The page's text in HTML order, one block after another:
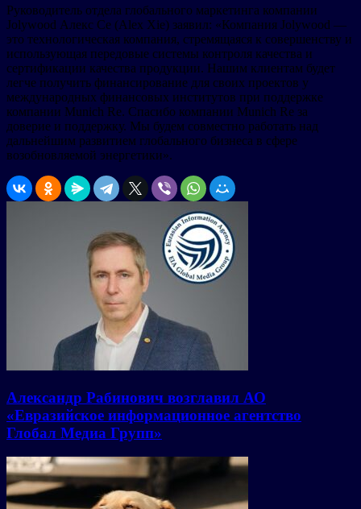
Руководитель отдела глобального маркетинга компании
Jolywood Алекс Се (Alex Xie) заявил: «Компания Jolywood —
это технологическая компания, стремящаяся к совершенству и
использующая передовые системы контроля качества и
сертификации качества продукции. Нашим клиентам будет
легче получить финансирование для своих проектов у
международных финансовых институтов при поддержке
компании Munich Re. Спасибо компании Munich Re за
доверие и поддержку. Мы будем совместно работать над
дальнейшим развитием глобального бизнеса в сфере
возобновляемой энергетики».
Александр Рабинович возглавил АО
«Евразийское информационное агентство
Глобал Медиа Групп»